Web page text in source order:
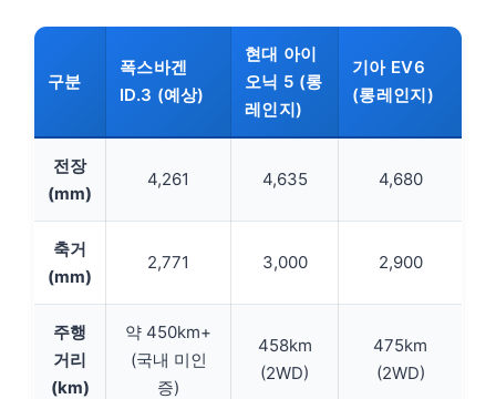
구분
폭스바겐
ID.3 (예상)
현대 아이
오닉 5 (롱
레인지)
기아 EV6
(롱레인지)
전장
(mm)
4,261 4,635 4,680
축거
(mm)
2,771 3,000 2,900
주행
거리
(km)
약 450km+
(국내 미인
증)
458km
(2WD)
475km
(2WD)